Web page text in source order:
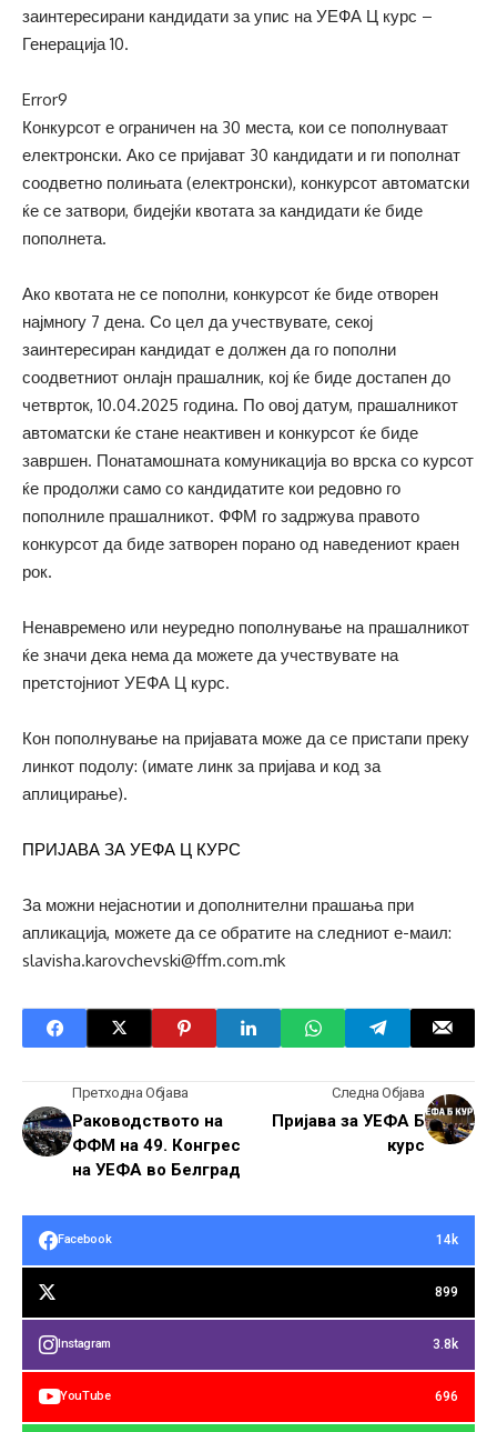
заинтересирани кандидати за упис на УЕФА Ц курс –
Генерација 10.
Error9
Конкурсот е ограничен на 30 места, кои се пополнуваат
електронски. Ако се пријават 30 кандидати и ги пополнат
соодветно полињата (електронски), конкурсот автоматски
ќе се затвори, бидејќи квотата за кандидати ќе биде
пополнета.
Ако квотата не се пополни, конкурсот ќе биде отворен
најмногу 7 дена. Со цел да учествувате, секој
заинтересиран кандидат е должен да го пополни
соодветниот онлајн прашалник, кој ќе биде достапен до
четврток, 10.04.2025 година. По овој датум, прашалникот
автоматски ќе стане неактивен и конкурсот ќе биде
завршен. Понатамошната комуникација во врска со курсот
ќе продолжи само со кандидатите кои редовно го
пополниле прашалникот. ФФМ го задржува правото
конкурсот да биде затворен порано од наведениот краен
рок.
Ненавремено или неуредно пополнување на прашалникот
ќе значи дека нема да можете да учествувате на
претстојниот УЕФА Ц курс.
Кон пополнување на пријавата може да се пристапи преку
линкот подолу: (имате линк за пријава и код за
аплицирање).
ПРИЈАВА ЗА УЕФА Ц КУРС
За можни нејаснотии и дополнителни прашања при
апликација, можете да се обратите на следниот е-маил:
slavisha.karovchevski@ffm.com.mk
Претходна Објава
Раководството на
ФФМ на 49. Конгрес
на УЕФА во Белград
Следна Објава
Пријава за УЕФА Б
курс
Facebook 14k
899
Instagram 3.8k
YouTube 696